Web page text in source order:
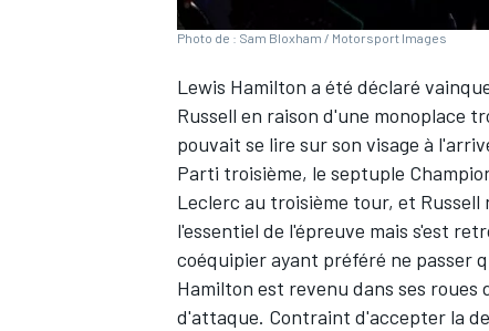
WEC
Photo de : Sam Bloxham / Motorsport Images
Lewis Hamilton a été déclaré
Russell en raison d'une monoplace
pouvait se lire sur son visage à
Parti troisième, le septuple
Leclerc au troisième tour, et Russell
l'essentiel de l'épreuve mais s'est
coéquipier ayant préféré ne passer
Hamilton est revenu dans ses
d'attaque. Contraint d'accepter la